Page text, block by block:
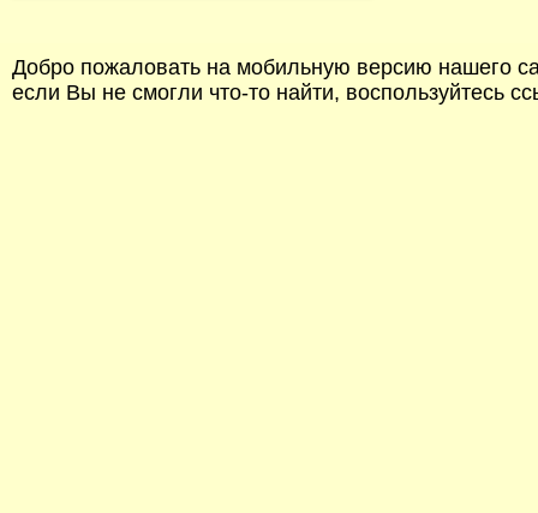
Добро пожаловать на мобильную версию нашего
если Вы не смогли что-то найти, воспользуйтесь